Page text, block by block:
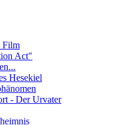
Film
Act"
Hesekiel
- Der Urvater